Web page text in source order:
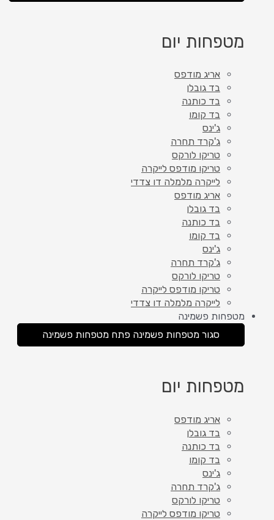
מטפחות יום
אריג מודפס
בד גובלן
בד כותנה
בד קומו
ג'ינס
ג'קרד תחרה
טריקו לורקס
טריקו מודפס לייקרה
לייקרה מלמלה דו צדדי
אריג מודפס
בד גובלן
בד כותנה
בד קומו
ג'ינס
ג'קרד תחרה
טריקו לורקס
טריקו מודפס לייקרה
לייקרה מלמלה דו צדדי
מטפחות פשמינה
סגור מטפחות פשמינה פתח מטפחות פשמינה
מטפחות יום
אריג מודפס
בד גובלן
בד כותנה
בד קומו
ג'ינס
ג'קרד תחרה
טריקו לורקס
טריקו מודפס לייקרה